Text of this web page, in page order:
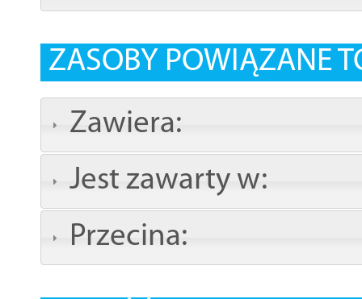
ZASOBY POWIĄZANE
Zawiera:
Jest zawarty w:
Przecina: